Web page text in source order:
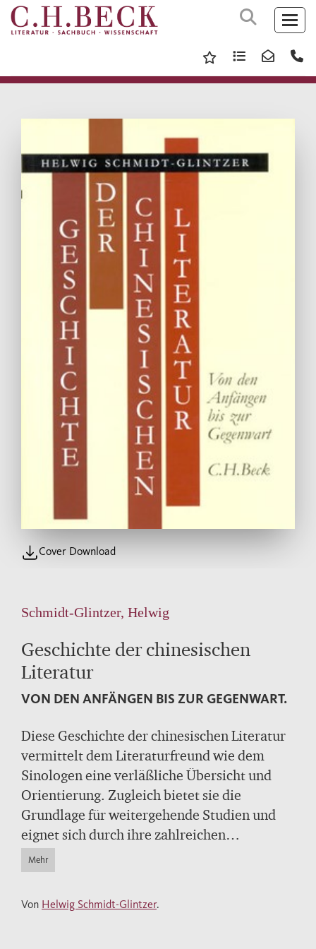
Cover Download
Schmidt-Glintzer, Helwig
Geschichte der chinesischen
Literatur
VON DEN ANFÄNGEN BIS ZUR GEGENWART.
Diese Geschichte der chinesischen Literatur
vermittelt dem Literaturfreund wie dem
Sinologen eine verläßliche Übersicht und
Orientierung. Zugleich bietet sie die
Grundlage für weitergehende Studien und
eignet sich durch ihre zahlreichen
Textbeispiele ebenso zur Lektüre wie als
Nachschlagewerk. Erstmals in deutscher
geschlossene literarische Tradition der
Mehr
Von Helwig Schmidt-Glintzer.